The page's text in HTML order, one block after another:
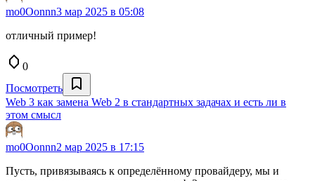
mo0Oonnn3 мар 2025 в 05:08
отличный пример!
0
Посмотреть
Web 3 как замена Web 2 в стандартных задачах и есть ли в
этом смысл
mo0Oonnn2 мар 2025 в 17:15
Пусть, привязываясь к определённому провайдеру, мы и